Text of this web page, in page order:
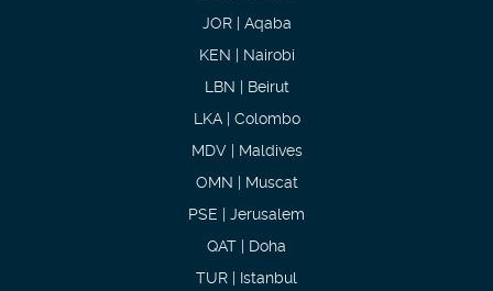
JOR | Aqaba
KEN | Nairobi
LBN | Beirut
LKA | Colombo
MDV | Maldives
OMN | Muscat
PSE | Jerusalem
QAT | Doha
TUR | Istanbul